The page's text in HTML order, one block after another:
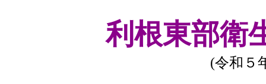
利根東部衛
(令和５